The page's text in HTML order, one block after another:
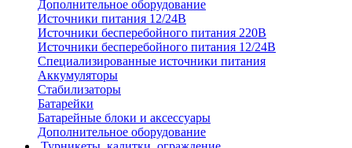
Дополнительное оборудование
Источники питания 12/24В
Источники бесперебойного питания 220В
Источники бесперебойного питания 12/24В
Специализированные источники питания
Аккумуляторы
Стабилизаторы
Батарейки
Батарейные блоки и аксессуары
Дополнительное оборудование